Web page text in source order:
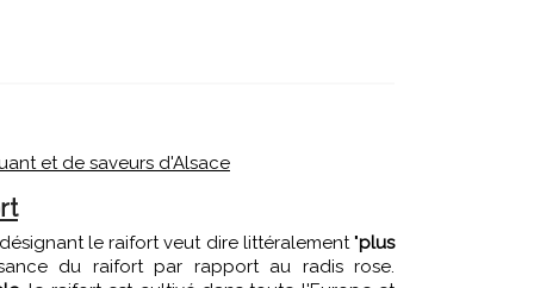
et de saveurs d'Alsace
le raifort veut dire littéralement "plus
du raifort par rapport au radis rose.